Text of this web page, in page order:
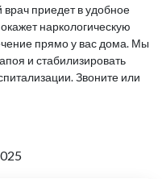
врач приедет в удобное
наркологическую
прямо у вас дома. Мы
и стабилизировать
Звоните или